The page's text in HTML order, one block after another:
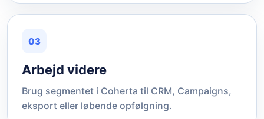
03
Arbejd videre
Brug segmentet i Coherta til CRM, Campaigns,
eksport eller løbende opfølgning.